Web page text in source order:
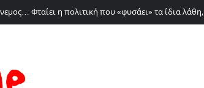
Φταίει η πολιτική που «φυσάει» τα ίδια λάθη,